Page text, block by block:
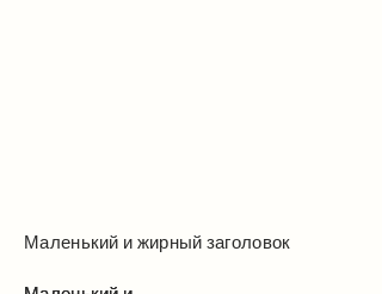
Маленький и жирный заголовок